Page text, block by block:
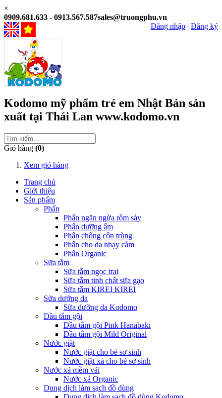
×
0909.681.633 - 0913.567.587sales@truongphu.vn
Đăng nhập | Đăng ký
Kodomo mỹ phẩm trẻ em Nhật Bản sản
xuất tại Thái Lan www.kodomo.vn
Giỏ hàng (0)
Xem giỏ hàng
Trang chủ
Giới thiệu
Sản phẩm
Phấn
Phấn ngăn ngừa rôm sảy
Phấn dưỡng ẩm
Phấn chống côn trùng
Phấn cho da nhạy cảm
Phấn Organic
Sữa tắm
Sữa tắm ngọc trai
Sữa tắm tinh chất sữa gạo
Sữa tắm KIREI KIREI
Sữa dưỡng da
Sữa dưỡng da Kodomo
Dầu tắm gội
Dầu tắm gội Pink Hanabaki
Dầu tắm gội Mild Original
Nước giặt
Nước giặt cho bé sơ sinh
Nước giặt xả cho bé sơ sinh
Nước xả mềm vải
Nước xả Organic
Dung dịch làm sạch đồ dùng